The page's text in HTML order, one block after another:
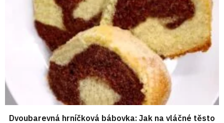
Dvoubarevná hrníčková bábovka: Jak na vláčné těsto